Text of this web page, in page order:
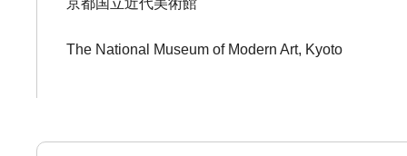
京都国立近代美術館
The National Museum of Modern Art, Kyoto